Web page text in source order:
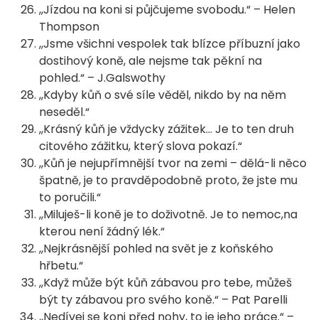
,,Jízdou na koni si půjčujeme svobodu.“ – Helen
Thompson
,,Jsme všichni vespolek tak blízce příbuzní jako
dostihový koně, ale nejsme tak pěkní na
pohled.“ – J.Galswothy
,,Kdyby kůň o své síle věděl, nikdo by na něm
neseděl.“
,,Krásný kůň je vždycky zážitek… Je to ten druh
citového zážitku, který slova pokazí.“
,,Kůň je nejupřímnější tvor na zemi – dělá-li něco
špatně, je to pravděpodobně proto, že jste mu
to poručili.“
,,Miluješ-li koně je to doživotně. Je to nemoc,na
kterou není žádný lék.“
,,Nejkrásnější pohled na svět je z koňského
hřbetu.“
,,Když může být kůň zábavou pro tebe, můžeš
být ty zábavou pro svého koně.“ – Pat Parelli
,,Nedívej se koni před nohy, to je jeho práce.“ –